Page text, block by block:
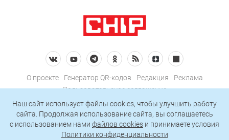
О проекте Генератор QR-кодов Редакция
Реклама
Пользовательское соглашение
Политика конфиденциальности
Подписаться на рассылку
Наш сайт использует файлы cookies, чтобы улучшить работу
сайта. Продолжая использование сайта, вы соглашаетесь
c использованием нами файлов cookies и принимаете условия
Политики конфиденциальности